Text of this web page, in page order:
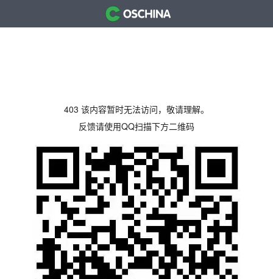
403 该内容暂时无法访问，敬请理解。
反馈请使用QQ扫描下方二维码